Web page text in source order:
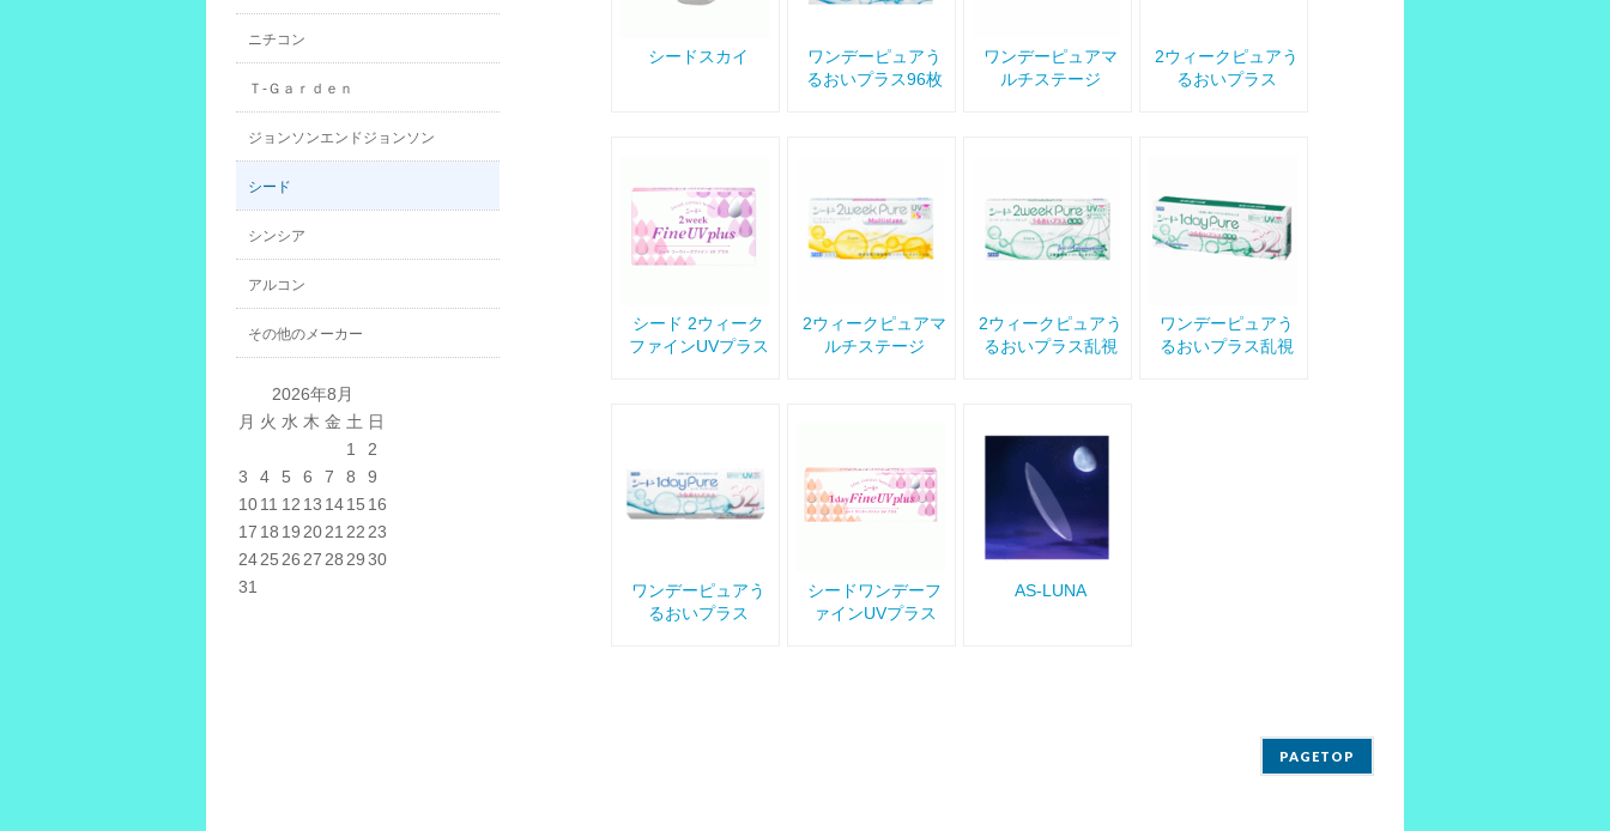
シードスカイ
ワンデーピュアう
るおいプラス96枚
ワンデーピュアマ
ルチステージ
2ウィークピュアう
るおいプラス
シード 2ウィーク
ファインUVプラス
2ウィークピュアマ
ルチステージ
2ウィークピュアう
るおいプラス乱視
ワンデーピュアう
るおいプラス乱視
ワンデーピュアう
るおいプラス
シードワンデーフ
ァインUVプラス
AS-LUNA
ニチコン
Ｔ-Ｇａｒｄｅｎ
ジョンソンエンドジョンソン
シード
シンシア
アルコン
その他のメーカー
2026年8月
月 火 水 木 金 土 日
1
2
3
4 5 6 7 8
9
1011 12 13 1415 16
17 18 19 2021 22 23
2425 26 27 28 2930
31
PAGETOP